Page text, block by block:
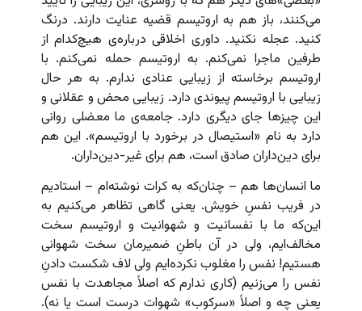
می‌کنند، باز هم به اروتیسم قضیه عنایت دارند. درنگ
کنید. عجله نکنید. داوری اخلاقی درباره‌ی هیچ‌کدام از
طرفین ماجرا نمی‌کنم. به اروتیسم حمله نمی‌کنم. با
اروتیسم برخاسته از زیبایی عنادی ندارم. به هر حال
زیبایی با اروتیسم پیوندی دارد. زیبایی محض و عقلانی و
این چیزها جای دیگری دارد. جامعه‌ی ما معضلی روانی
دارد به نام «استیصال در برخورد با اروتیسم». این هم
برای دین‌داران صادق است، هم برای غیر-دین‌داران.
ما انسان‌ها هم – چنان‌که به کرات نوشته‌ام – استادیم
در فریب نفسِ خویش. یعنی گاهی تظاهر می‌کنیم به
این‌که ما با نفسانیت و شهوانیت و اروتیسم سخت
مخالف‌ایم، ولی در آن باطنِ ضمیرمان سخت شهوانی
هستیم! نفس را مغلوب نکرده‌ایم ولی لاف شکست دادنِ
نفس را می‌زنیم (کاری ندارم که اصلاً مجاهدت با نفس
یعنی چه و اصلاً «سرکوب» شهوات درست است یا نه).